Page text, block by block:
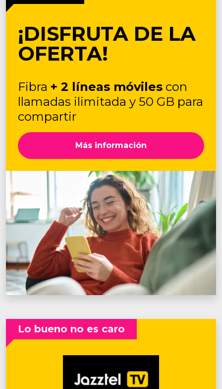
¡DISFRUTA DE LA
OFERTA!
Fibra + 2 líneas móviles con
llamadas ilimitada y 50 GB para
compartir
Más información
Lo bueno no es caro